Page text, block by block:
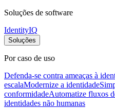
Soluções de software
IdentityIQ
Soluções
Por caso de uso
Defenda-se contra ameaças à
escalaModernize a identidade
conformidadeAutomatize fluxos
identidades não humanas